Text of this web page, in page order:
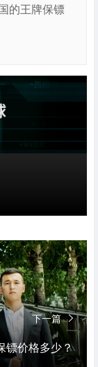
的王牌保镖
下一篇
镖价格多少？